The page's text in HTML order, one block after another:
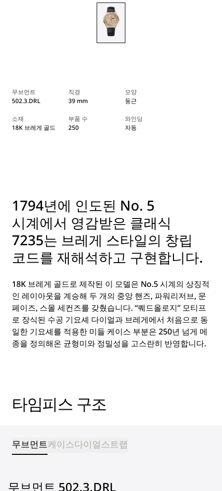
무브먼트
502.3.DRL
직경
39 mm
모양
둥근
소재
18K 브레게 골드
부품 수
250
와인딩
자동
1794년에 인도된 No. 5
시계에서 영감받은 클래식
7235는 브레게 스타일의 창립
코드를 재해석하고 구현합니다.
18K 브레게 골드로 제작된 이 모델은 No.5 시계의 상징적
인 레이아웃을 계승해 두 개의 중앙 핸즈, 파워리저브, 문
페이즈, 스몰 세컨즈를 갖췄습니다. “퀘드올로지” 모티프
로 장식된 수공 기요셰 다이얼과 브레게에서 처음으로 동
일한 기요셰를 적용한 미들 케이스 부분은 250년 넘게 메
종을 정의해온 균형미와 정밀성을 고스란히 반영합니다.
타임피스 구조
무브먼트케이스다이얼스트랩
무브먼트 502.3.DRL